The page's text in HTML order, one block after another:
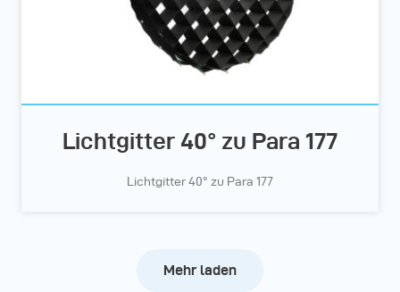
Lichtgitter 40° zu Para 177
Lichtgitter 40° zu Para 177
Mehr laden